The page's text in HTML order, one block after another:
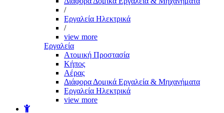
/
Εργαλεία Ηλεκτρικά
/
view more
Εργαλεία
Aτομική Προστασία
Kήπος
Αέρας
Διάφορα Δομικά Εργαλεία & Μηχανήματα
Εργαλεία Ηλεκτρικά
view more